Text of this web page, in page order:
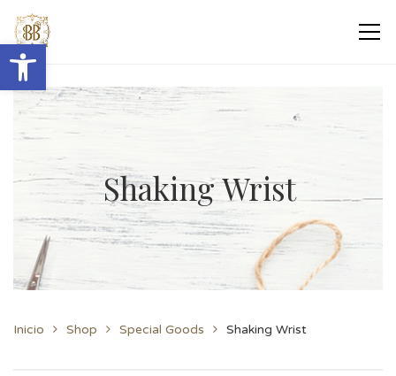
Abrir barra de herramientas
Shaking Wrist
Inicio Shop Special Goods Shaking Wrist